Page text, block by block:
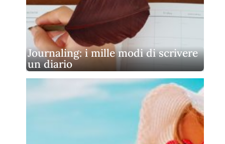
Journaling: i mille modi di scrivere
un diario